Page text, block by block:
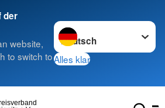
der
website,
to switch to
Sprache wechseln zu
Alles klar